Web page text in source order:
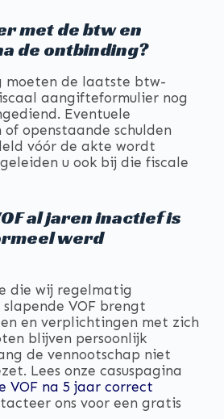
met de btw en
de ontbinding?
moeten de laatste btw-
aangifteformulier nog
Eventuele
openstaande schulden
vóór de akte wordt
u ook bij die fiscale
al jaren inactief is
werd
die wij regelmatig
VOF brengt
en verplichtingen met zich
blijven persoonlijk
de vennootschap niet
Lees onze casuspagina
VOF na 5 jaar correct
ons voor een gratis